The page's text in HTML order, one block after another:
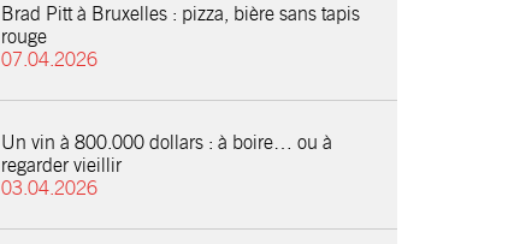
Brad Pitt à Bruxelles : pizza, bière sans tapis
rouge
07.04.2026
Un vin à 800.000 dollars : à boire… ou à
regarder vieillir
03.04.2026